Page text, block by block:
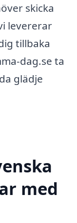
skicka
levererar
tillbaka
dag.se ta
glädje
med